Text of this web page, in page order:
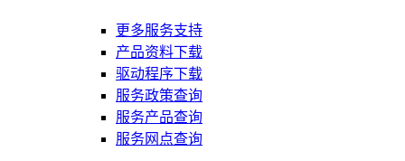
更多服务支持
产品资料下载
驱动程序下载
服务政策查询
服务产品查询
服务网点查询